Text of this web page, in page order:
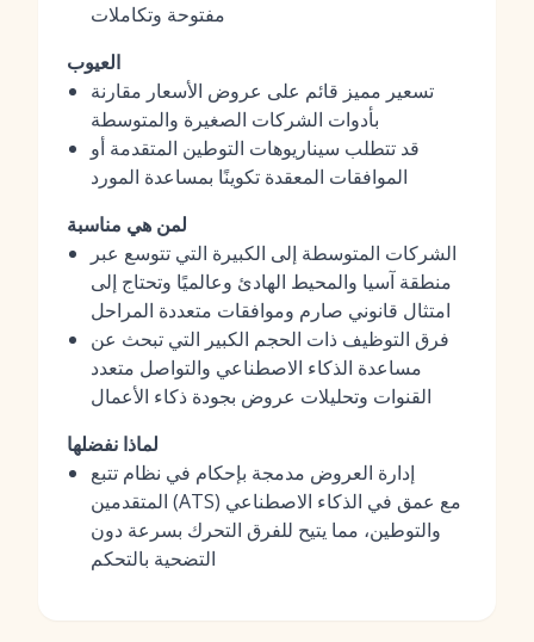
مفتوحة وتكاملات
العيوب
تسعير مميز قائم على عروض الأسعار مقارنة
بأدوات الشركات الصغيرة والمتوسطة
قد تتطلب سيناريوهات التوطين المتقدمة أو
الموافقات المعقدة تكوينًا بمساعدة المورد
لمن هي مناسبة
الشركات المتوسطة إلى الكبيرة التي تتوسع عبر
منطقة آسيا والمحيط الهادئ وعالميًا وتحتاج إلى
امتثال قانوني صارم وموافقات متعددة المراحل
فرق التوظيف ذات الحجم الكبير التي تبحث عن
مساعدة الذكاء الاصطناعي والتواصل متعدد
القنوات وتحليلات عروض بجودة ذكاء الأعمال
لماذا نفضلها
إدارة العروض مدمجة بإحكام في نظام تتبع
المتقدمين (ATS) مع عمق في الذكاء الاصطناعي
والتوطين، مما يتيح للفرق التحرك بسرعة دون
التضحية بالتحكم